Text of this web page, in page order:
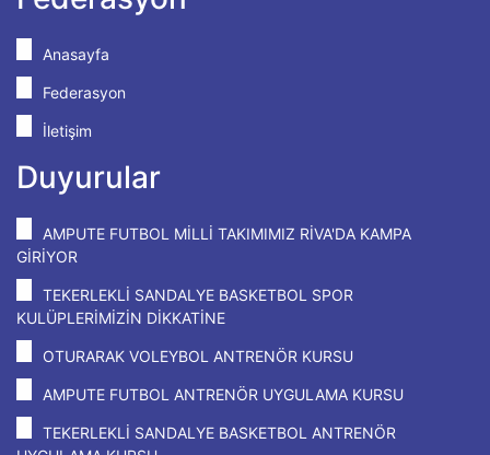
Anasayfa
Federasyon
İletişim
Duyurular
AMPUTE FUTBOL MİLLİ TAKIMIMIZ RİVA'DA KAMPA
GİRİYOR
TEKERLEKLİ SANDALYE BASKETBOL SPOR
KULÜPLERİMİZİN DİKKATİNE
OTURARAK VOLEYBOL ANTRENÖR KURSU
AMPUTE FUTBOL ANTRENÖR UYGULAMA KURSU
TEKERLEKLİ SANDALYE BASKETBOL ANTRENÖR